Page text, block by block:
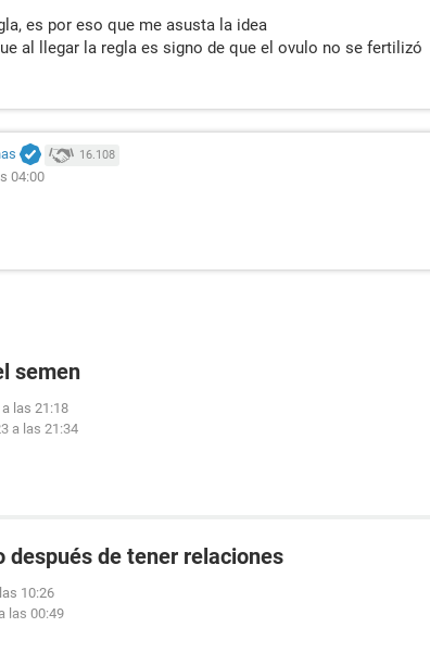
es por eso que me asusta la idea
al llegar la regla es signo de que el ovulo no se fertilizó
16.108
04:00
semen
las 21:18
a las 21:34
después de tener relaciones
10:26
las 00:49